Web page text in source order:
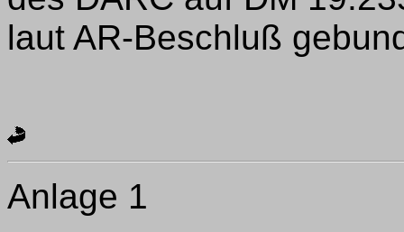
laut AR-Beschluß
Anlage 1